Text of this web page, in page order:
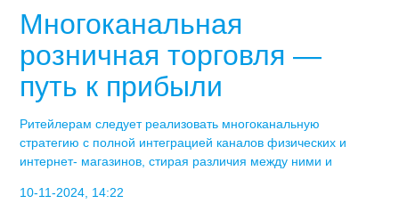
Многоканальная
розничная торговля —
путь к прибыли
Ритейлерам следует реализовать многоканальную
стратегию с полной интеграцией каналов физических и
интернет- магазинов, стирая различия между ними и
10-11-2024, 14:22